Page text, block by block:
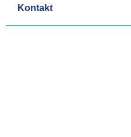
Kontakt